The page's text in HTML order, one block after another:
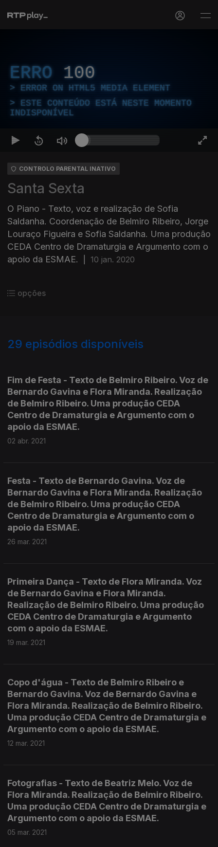
ERRO 100
ERROR ON HTML5 MEDIA ELEMENT
ESTE CONTEÚDO ESTÁ NESTE MOMENTO
INDISPONÍVEL
CONTROLO PARENTAL INATIVO
Santa Sexta
O Piano - Texto, voz e realização de Sofia
Saldanha. Coordenação de Belmiro Ribeiro, Jorge
Louraço Figueira e Sofia Saldanha. Uma produção
CEDA Centro de Dramaturgia e Argumento com o
apoio da ESMAE.
10 jan. 2020
opções
29 episódios disponíveis
Fim de Festa - Texto de Belmiro Ribeiro. Voz de
Bernardo Gavina e Flora Miranda. Realização
de Belmiro Ribeiro. Uma produção CEDA
Centro de Dramaturgia e Argumento com o
apoio da ESMAE.
02 abr. 2021
Festa - Texto de Bernardo Gavina. Voz de
Bernardo Gavina e Flora Miranda. Realização
de Belmiro Ribeiro. Uma produção CEDA
Centro de Dramaturgia e Argumento com o
apoio da ESMAE.
26 mar. 2021
Primeira Dança - Texto de Flora Miranda. Voz
de Bernardo Gavina e Flora Miranda.
Realização de Belmiro Ribeiro. Uma produção
CEDA Centro de Dramaturgia e Argumento
com o apoio da ESMAE.
19 mar. 2021
Copo d'água - Texto de Belmiro Ribeiro e
Bernardo Gavina. Voz de Bernardo Gavina e
Flora Miranda. Realização de Belmiro Ribeiro.
Uma produção CEDA Centro de Dramaturgia e
Argumento com o apoio da ESMAE.
12 mar. 2021
Fotografias - Texto de Beatriz Melo. Voz de
Flora Miranda. Realização de Belmiro Ribeiro.
Uma produção CEDA Centro de Dramaturgia e
Argumento com o apoio da ESMAE.
05 mar. 2021